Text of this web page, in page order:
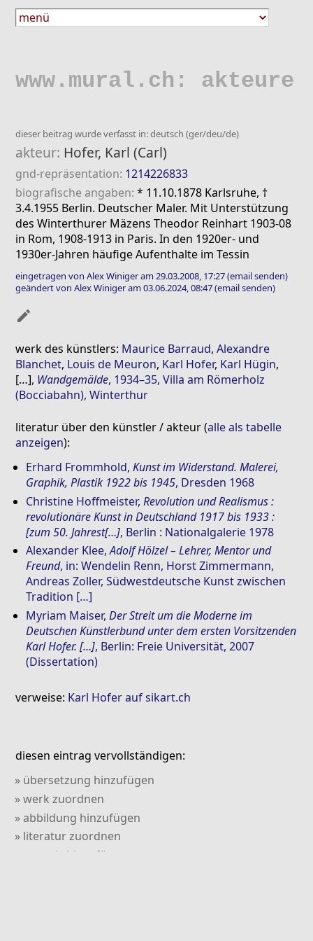
www.mural.ch: akteure
dieser beitrag wurde verfasst in: deutsch (ger/deu/de)
akteur: Hofer, Karl (Carl)
gnd-repräsentation: 1214226833
biografische angaben:* 11.10.1878 Karlsruhe, †
3.4.1955 Berlin. Deutscher Maler. Mit Unterstützung
des Winterthurer Mäzens Theodor Reinhart 1903-08
in Rom, 1908-1913 in Paris. In den 1920er- und
1930er-Jahren häufige Aufenthalte im Tessin
eingetragen von Alex Winiger am 29.03.2008, 17:27(email senden)
geändert von Alex Winiger am 03.06.2024, 08:47(email senden)
mode_edit
werk des künstlers: Maurice Barraud,Alexandre
Blanchet, Louis de Meuron, Karl Hofer, Karl Hügin,
[…], Wandgemälde, 1934–35, Villa am Römerholz
(Bocciabahn), Winterthur
literatur über den künstler / akteur (alle als tabelle
anzeigen):
Erhard Frommhold,Kunst im Widerstand. Malerei,
Graphik, Plastik 1922 bis 1945, Dresden 1968
Christine Hoffmeister,Revolution und Realismus :
revolutionäre Kunst in Deutschland 1917 bis 1933 :
[zum 50. Jahrest[…], Berlin : Nationalgalerie 1978
Alexander Klee,Adolf Hölzel – Lehrer, Mentor und
Freund, in: Wendelin Renn, Horst Zimmermann,
Andreas Zoller, Südwestdeutsche Kunst zwischen
Tradition […]
Myriam Maiser,Der Streit um die Moderne im
Deutschen Künstlerbund unter dem ersten Vorsitzenden
Karl Hofer. […], Berlin: Freie Universität, 2007
(Dissertation)
verweise: Karl Hofer auf sikart.ch
diesen eintrag vervollständigen:
» übersetzung hinzufügen
» werk zuordnen
» abbildung hinzufügen
» literatur zuordnen
» verweis hinzufügen